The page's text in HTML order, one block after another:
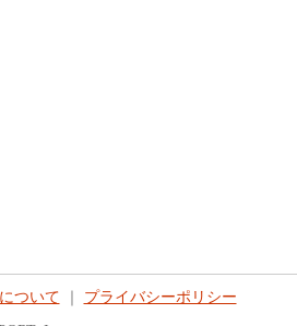
ついて プライバシーポリシー